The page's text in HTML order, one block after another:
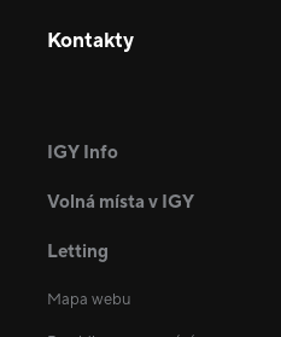
Kontakty
IGY Info
Volná místa v IGY
Letting
Mapa webu